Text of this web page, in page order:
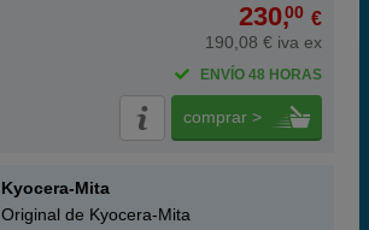
230,00 €
190,08 € iva ex
ENVÍO 48 HORAS
comprar >
Kyocera-Mita
Original de Kyocera-Mita